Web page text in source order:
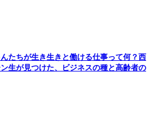
たちが生き生きと働ける仕事って何？西
生が見つけた、ビジネスの種と高齢者の